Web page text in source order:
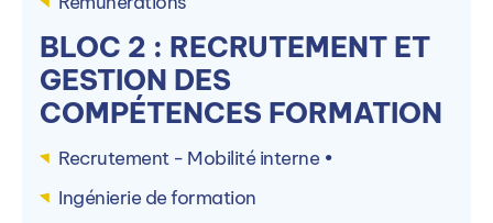
BLOC 2 : RECRUTEMENT ET
GESTION DES
COMPÉTENCES FORMATION
Recrutement - Mobilité interne •
Ingénierie de formation
Accéder à la formation sur le site de
PIGIER